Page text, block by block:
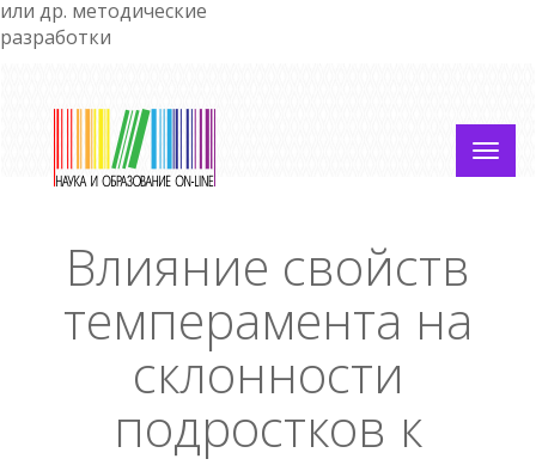
или др. методические
разработки
Влияние свойств
темперамента на
склонности
подростков к